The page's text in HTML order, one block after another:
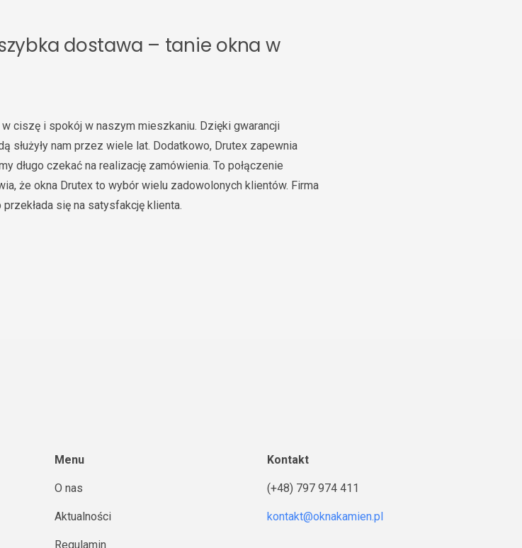
dostawa – tanie okna w
ciszę i spokój w naszym mieszkaniu. Dzięki gwarancji
służyły nam przez wiele lat. Dodatkowo, Drutex zapewnia
długo czekać na realizację zamówienia. To połączenie
że okna Drutex to wybór wielu zadowolonych klientów. Firma
się na satysfakcję klienta.
Menu
O nas
Aktualności
Regulamin
Kontakt
(+48) 797 974 411